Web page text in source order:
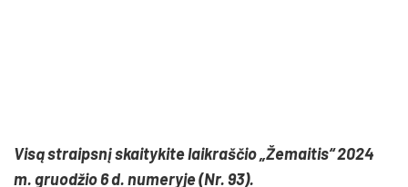
Visą straipsnį skaitykite laikraščio „Žemaitis“ 2024
m. gruodžio 6 d. numeryje (Nr. 93).